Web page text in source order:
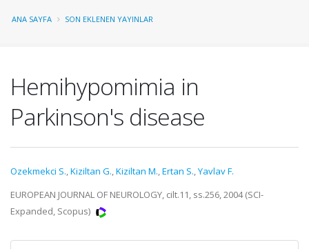
ANA SAYFA SON EKLENEN YAYINLAR
Hemihypomimia in
Parkinson's disease
Ozekmekci S.,Kiziltan G.,Kiziltan M.,Ertan S.,Yavlav F.
EUROPEAN JOURNAL OF NEUROLOGY, cilt.11, ss.256, 2004 (SCI-
Expanded, Scopus)